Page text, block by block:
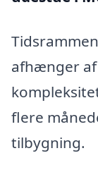
afhænger
flere
tilbygning.